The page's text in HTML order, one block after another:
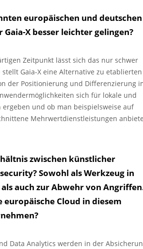
europäischen und deutschen
X besser leichter gelingen?
Zeitpunkt lässt sich das nur schwer
Gaia-X eine Alternative zu etablierten
der Positionierung und Differenzierung
sich für lokale und
und ob man beispielsweise auf
Mehrwertdienstleistungen
zwischen künstlicher
Sowohl als Werkzeug in
auch zur Abwehr von
europäische Cloud in diesem
Data Analytics werden in der